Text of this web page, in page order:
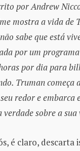
por Andrew
mostra a vida de
sabe que está
por um
por dia para
Truman começa
redor e embarca
sobre a sua
é claro, descarta